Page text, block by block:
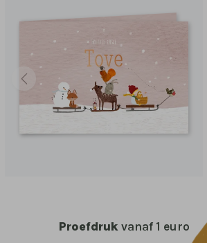
Proefdruk vanaf 1 euro